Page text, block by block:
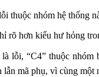
thuộc nhóm hệ thống
rõ hơn kiểu hư hỏng
lỗi, “C4” thuộc nhóm
lẫn mã phụ, vì cùng